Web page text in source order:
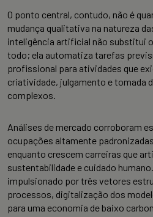
O ponto central, contudo, não é
mudança qualitativa na natureza
inteligência artificial não substitui
todo; ela automatiza tarefas
profissional para atividades que
criatividade, julgamento e tomada
complexos.
Análises de mercado corroboram
ocupações altamente
enquanto crescem carreiras que
sustentabilidade e cuidado
impulsionado por três vetores
processos, digitalização dos
para uma economia de baixo